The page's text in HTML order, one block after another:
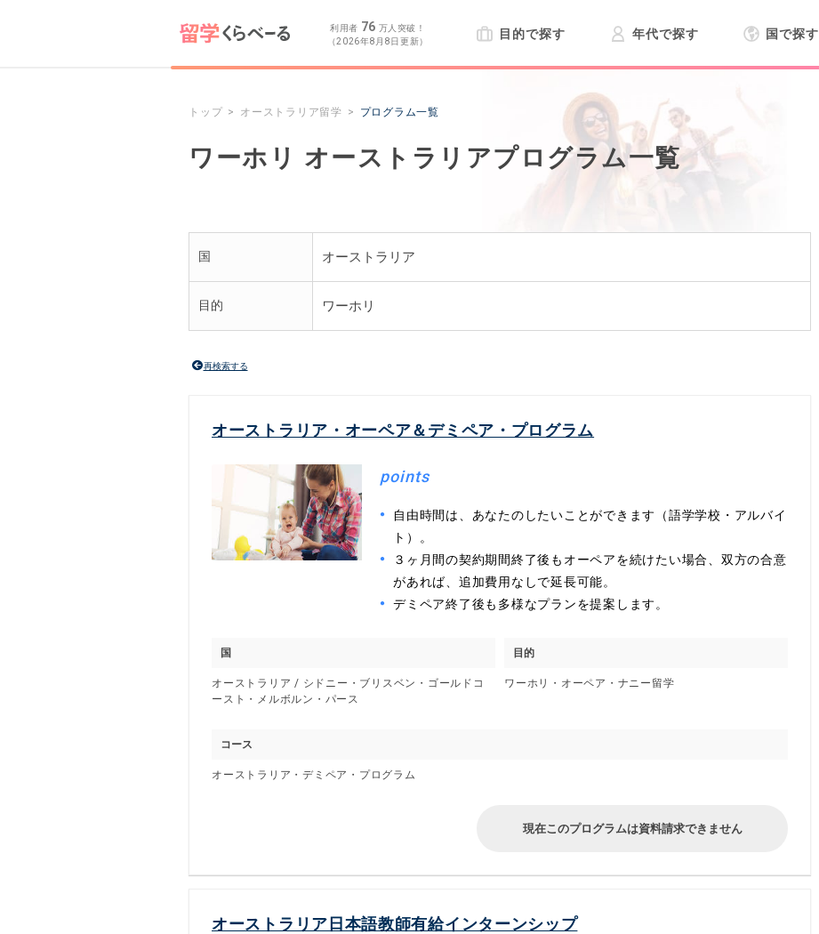
利用者 76 万人突破！
（2026年8月8日更新）
目的で探す 年代で探す 国で探す
トップ オーストラリア留学 プログラム一覧
ワーホリ オーストラリアプログラム一覧
国 オーストラリア
目的 ワーホリ
再検索する
オーストラリア・オーペア＆デミペア・プログラム
points
自由時間は、あなたのしたいことができます（語学学校・アルバイ
ト）。
３ヶ月間の契約期間終了後もオーペアを続けたい場合、双方の合意
があれば、追加費用なしで延長可能。
デミペア終了後も多様なプランを提案します。
国
オーストラリア / シドニー・ブリスベン・ゴールドコ
ースト・メルボルン・パース
目的
ワーホリ・オーペア・ナニー留学
コース
オーストラリア・デミペア・プログラム
現在このプログラムは資料請求できません
オーストラリア日本語教師有給インターンシップ